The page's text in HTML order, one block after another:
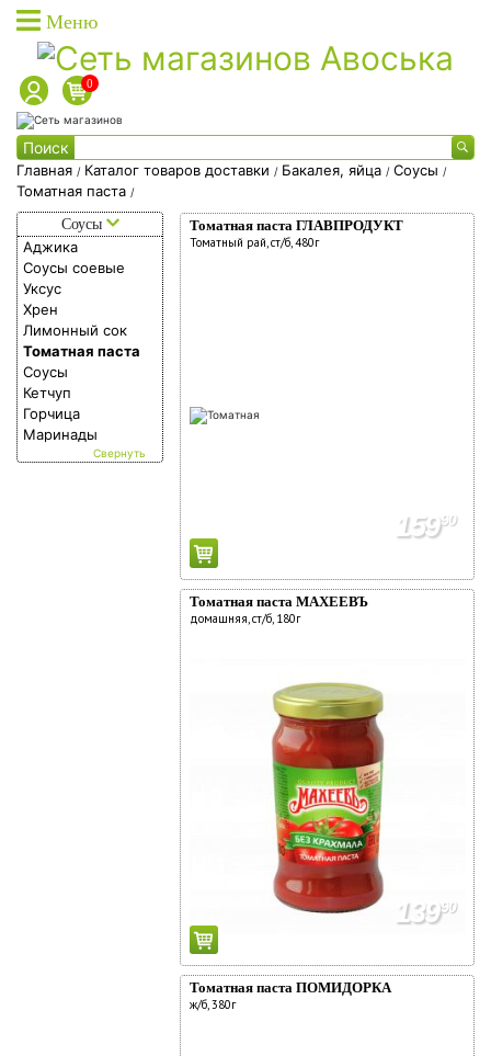
Меню
0
Каталог товаров
Каталог товаров доставки
Каталог акционных товаров
Собственная торговая марка
Собственное производство
Акции
Фишки на скидки
Социальные карты
О доставке
Дисконтные карты
Вход в личный кабинет
Регистрация дисконтной карты
Условия использования фишек
Поиск
Главная / Каталог товаров доставки / Бакалея, яйца / Соусы /
Томатная паста /
Соусы
Аджика
Соусы соевые
Уксус
Хрен
Лимонный сок
Томатная паста
Соусы
Кетчуп
Горчица
Маринады
Каталог
товаров
доставки
Томатная паста ГЛАВПРОДУКТ
Томатный рай, ст/б, 480г
15990
Томатная паста МАХЕЕВЪ
домашняя, ст/б, 180г
13990
Томатная паста ПОМИДОРКА
ж/б, 380г